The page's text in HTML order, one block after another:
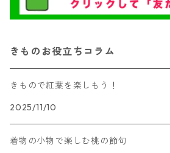
きものお役立ちコラム
きもので紅葉を楽しもう！
2025/11/10
着物の小物で楽しむ桃の節句